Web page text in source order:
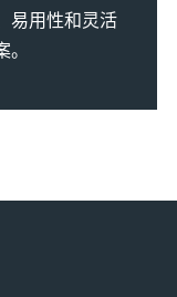
易用性和灵活